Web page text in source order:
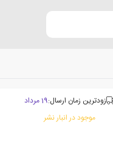
زودترین زمان ارسال:19 مرداد
موجود در انبار نشر